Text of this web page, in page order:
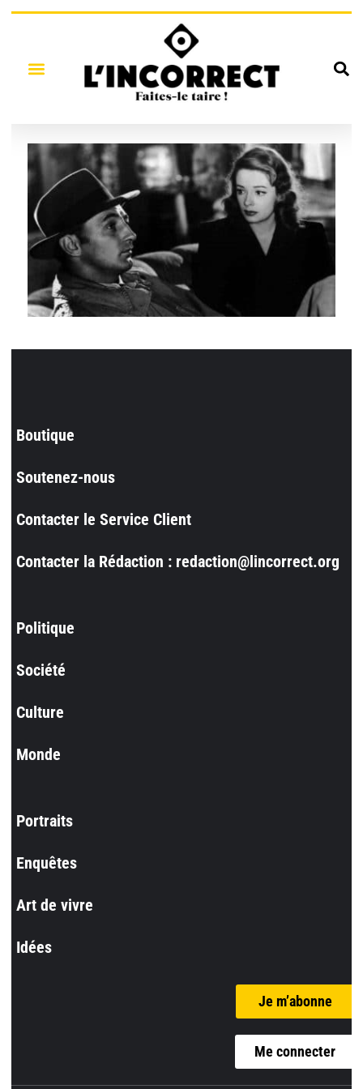
Boutique
Soutenez-nous
Contacter le Service Client
Contacter la Rédaction : redaction@lincorrect.org
Politique
Société
Culture
Monde
Portraits
Enquêtes
Art de vivre
Idées
Je m’abonne
Me connecter